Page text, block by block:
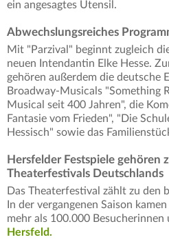
ein angesagtes Utensil.
Abwechslungsreiches
Mit "Parzival" beginnt zugleich
neuen Intendantin Elke Hesse.
gehören außerdem die deutsche
Broadway-Musicals "Something
Musical seit 400 Jahren", die
Fantasie vom Frieden", "Die
Hessisch" sowie das
Hersfelder Festspiele gehören
Theaterfestivals Deutschlands
Das Theaterfestival zählt zu den
In der vergangenen Saison
mehr als 100.000 Besucherinnen
Hersfeld.